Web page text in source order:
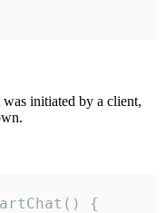
initiated by a client,
{